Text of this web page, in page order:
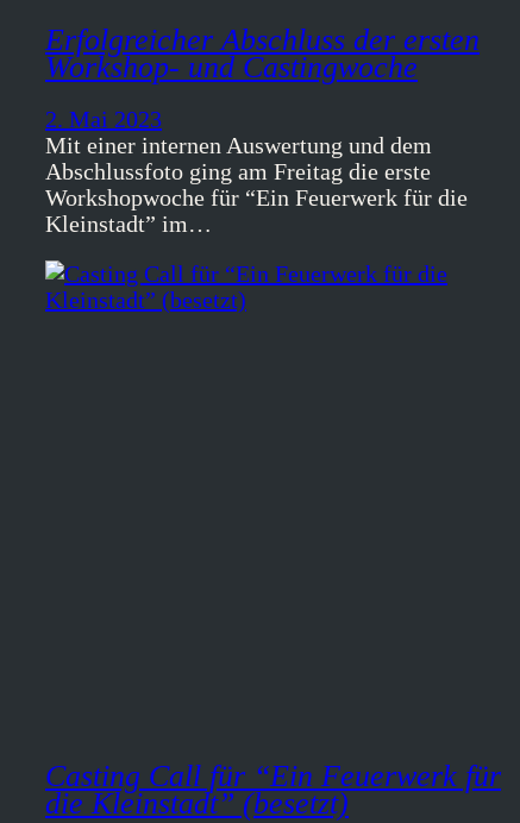
Erfolgreicher Abschluss der ersten
Workshop- und Castingwoche
2. Mai 2023
Mit einer internen Auswertung und dem
Abschlussfoto ging am Freitag die erste
Workshopwoche für “Ein Feuerwerk für die
Kleinstadt” im…
Casting Call für “Ein Feuerwerk für
die Kleinstadt” (besetzt)